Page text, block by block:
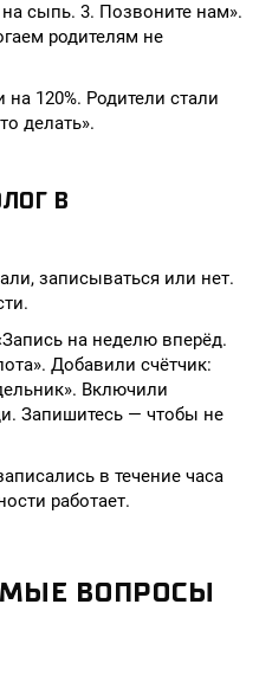
сыпь. 3. Позвоните нам».
родителям не
120%. Родители стали
делать».
В
записываться или нет.
на неделю вперёд.
Добавили счётчик:
Включили
Запишитесь — чтобы не
в течение часа
работает.
ВОПРОСЫ